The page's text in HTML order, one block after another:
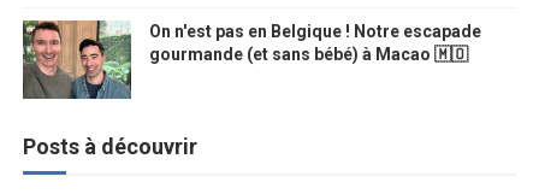
On n'est pas en Belgique ! Notre escapade
gourmande (et sans bébé) à Macao 🇲🇴
Posts à découvrir